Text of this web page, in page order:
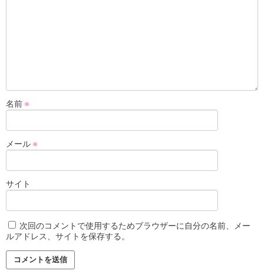
名前 ※
メール ※
サイト
次回のコメントで使用するためブラウザーに自分の名前、メー
ルアドレス、サイトを保存する。